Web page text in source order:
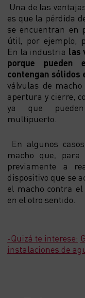
Una de las
es que la pérdida
se encuentran en
útil, por ejemplo,
En la industria las
porque pueden
contengan sólidos
válvulas de
apertura y cierre,
ya que
multipuerto.
En algunos
macho que,
previamente a
dispositivo que se
el macho contra
en el otro sentido.
-Quizá te interese:
instalaciones de